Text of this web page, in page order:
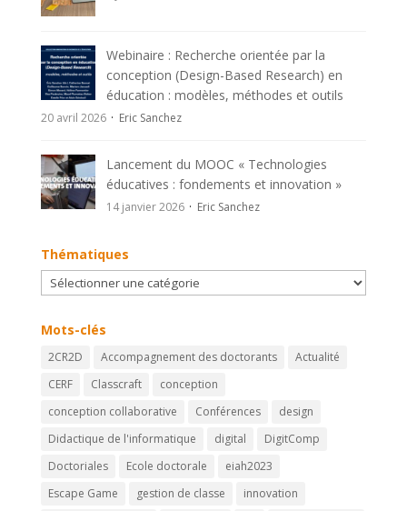
Webinaire : Recherche orientée par la
conception (Design-Based Research) en
éducation : modèles, méthodes et outils
20 avril 2026 Eric Sanchez
Lancement du MOOC « Technologies
éducatives : fondements et innovation »
14 janvier 2026 Eric Sanchez
Thématiques
Thématiques
Mots-clés
2CR2D Accompagnement des doctorants
Actualité
CERF
Classcraft
conception
conception collaborative
Conférences
design
Didactique de l'informatique
digital
DigitComp
Doctoriales
Ecole doctorale
eiah2023
Escape Game
gestion de classe
innovation